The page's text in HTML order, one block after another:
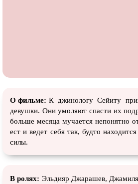
О фильме: К джинологу Сейиту
девушки. Они умоляют спасти их
больше месяца мучается непонятно
ест и ведет себя так, будто
силы.
В ролях: Эльдияр Джарашев,